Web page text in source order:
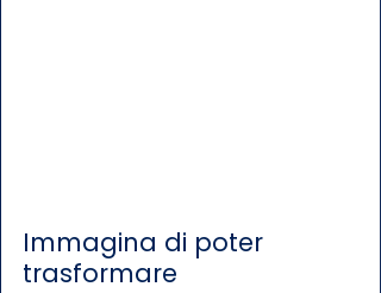
Immagina di poter
trasformare